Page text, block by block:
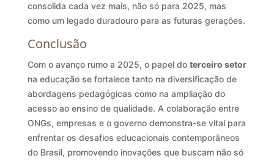
consolida cada vez mais, não só para 2025, mas
como um legado duradouro para as futuras gerações.
Conclusão
Com o avanço rumo a 2025, o papel do terceiro setor
na educação se fortalece tanto na diversificação de
abordagens pedagógicas como na ampliação do
acesso ao ensino de qualidade. A colaboração entre
ONGs, empresas e o governo demonstra-se vital para
enfrentar os desafios educacionais contemporâneos
do Brasil, promovendo inovações que buscam não só